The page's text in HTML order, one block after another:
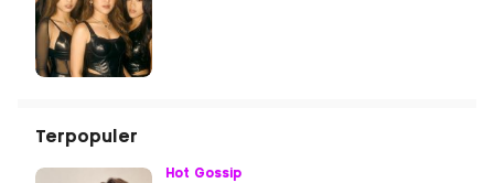
Terpopuler
Hot Gossip